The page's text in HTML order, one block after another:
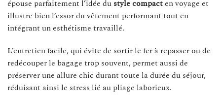
épouse parfaitement l’idée du style compacten voyage et
illustre bien l’essor du vêtement performant tout en
intégrant un esthétisme travaillé.
L’entretien facile, qui évite de sortir le fer à repasser ou de
redécouper le bagage trop souvent, permet aussi de
préserver une allure chic durant toute la durée du séjour,
réduisant ainsi le stress lié au pliage laborieux.